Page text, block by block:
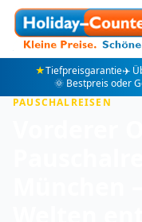
★Tiefpreisgarantie✈️
🌞 Bestpreis oder
PAUSCHALREISEN